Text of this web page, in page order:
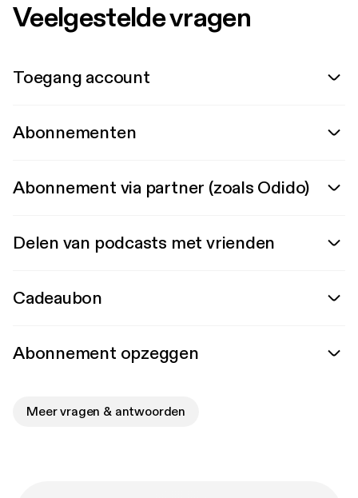
Veelgestelde vragen
Toegang account
Abonnementen
Abonnement via partner (zoals Odido)
Delen van podcasts met vrienden
Cadeaubon
Abonnement opzeggen
Meer vragen & antwoorden